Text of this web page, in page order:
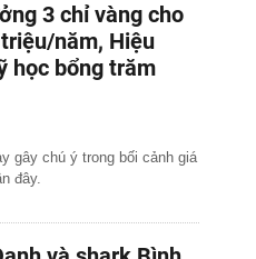
3 chỉ vàng cho
năm, Hiệu
học bổng trăm
gây chú ý trong bối cảnh giá
đây.